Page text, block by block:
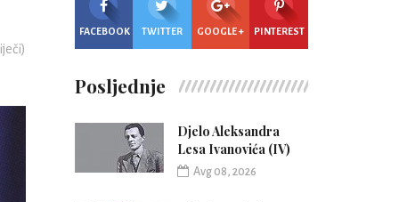
FACEBOOK TWITTER GOOGLE + PINTEREST
Posljednje
Djelo Aleksandra
Lesa Ivanovića (IV)
Avg 08, 2026